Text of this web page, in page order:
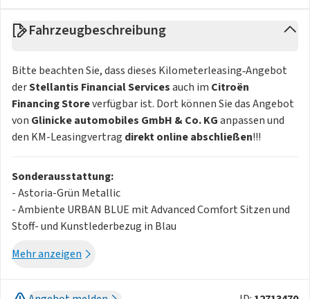
Fahrzeugbeschreibung
Bitte beachten Sie, dass dieses Kilometerleasing‑Angebot
derStellantis Financial Servicesauch im Citroën
Financing Storeverfügbar ist. Dort können Sie das Angebot
von Glinicke automobiles GmbH & Co. KGanpassen und
den KM-Leasingvertrag direkt online abschließen!!!
Sonderausstattung:
- Astoria-Grün Metallic
- Ambiente URBAN BLUE mit Advanced Comfort Sitzen und
Stoff- und Kunstlederbezug in Blau
Umgebungsansicht
- Sicherheits-Paket GSRV2
Mehr anzeigen